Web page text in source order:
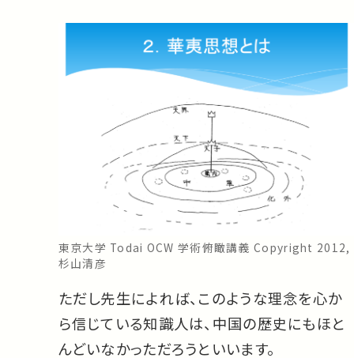
東京大学 Todai OCW 学術俯瞰講義 Copyright 2012,
杉山清彦
ただし先生によれば、このような理念を心か
ら信じている知識人は、中国の歴史にもほと
んどいなかっただろうといいます。